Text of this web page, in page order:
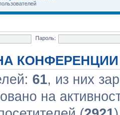
Пароль:
КОНФЕРЕНЦИИ
61, из них
на